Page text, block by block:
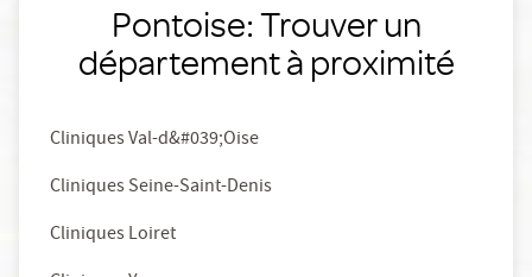
Pontoise: Trouver un
département à proximité
Cliniques Val-d&#039;Oise
Cliniques Seine-Saint-Denis
Cliniques Loiret